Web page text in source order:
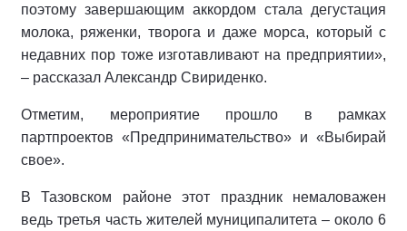
поэтому завершающим аккордом стала дегустация
молока, ряженки, творога и даже морса, который с
недавних пор тоже изготавливают на предприятии»,
– рассказал Александр Свириденко.
Отметим, мероприятие прошло в рамках
партпроектов «Предпринимательство» и «Выбирай
свое».
В Тазовском районе этот праздник немаловажен
ведь третья часть жителей муниципалитета – около 6